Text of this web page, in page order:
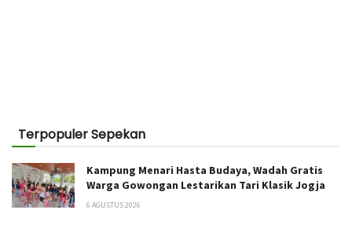
Terpopuler Sepekan
Kampung Menari Hasta Budaya, Wadah Gratis
Warga Gowongan Lestarikan Tari Klasik Jogja
6 AGUSTUS 2026